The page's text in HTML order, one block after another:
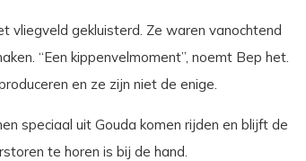
vliegveld gekluisterd. Ze waren vanochtend
“Een kippenvelmoment”, noemt Bep het.
en ze zijn niet de enige.
speciaal uit Gouda komen rijden en blijft de
te horen is bij de hand.